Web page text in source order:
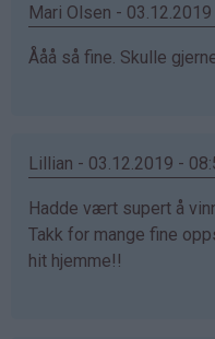
Mari Olsen - 03.12.2019
Ååå så fine. Skulle
Lillian - 03.12.2019 -
Hadde vært supert å
Takk for mange fine
hit hjemme!!